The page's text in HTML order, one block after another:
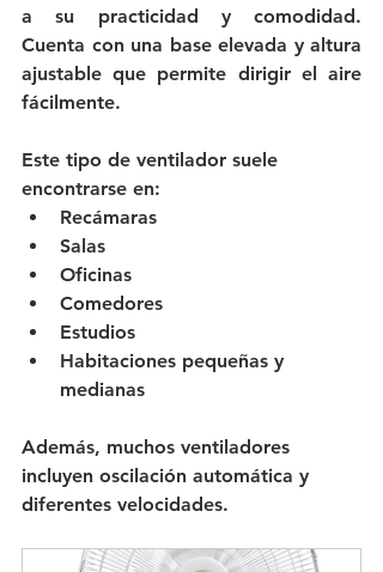
a su practicidad y comodidad.
Cuenta con una base elevada y altura
ajustable que permite dirigir el aire
fácilmente.
Este tipo de ventilador suele
encontrarse en:
Recámaras
Salas
Oficinas
Comedores
Estudios
Habitaciones pequeñas y
medianas
Además, muchos ventiladores
incluyen oscilación automática y
diferentes velocidades.